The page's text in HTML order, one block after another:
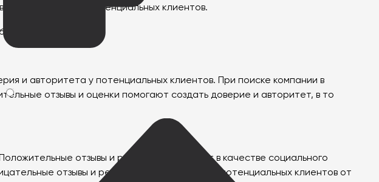
текущих и потенциальных клиентов.
профессию.
и авторитета у потенциальных клиентов. При поиске компании в
отзывы и оценки помогают создать доверие и авторитет, в то
отзывы и рейтинги выступают в качестве социального
отзывы и рейтинги могут отпугнуть потенциальных клиентов от